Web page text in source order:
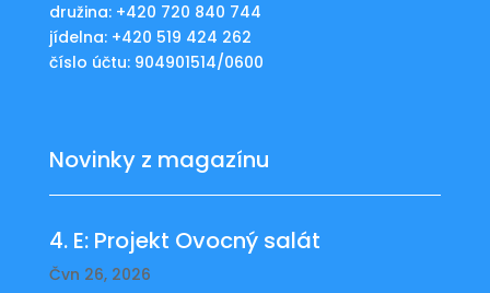
družina: +420 720 840 744
jídelna: +420 519 424 262
číslo účtu: 904901514/0600
Novinky z magazínu
4. E: Projekt Ovocný salát
Čvn 26, 2026